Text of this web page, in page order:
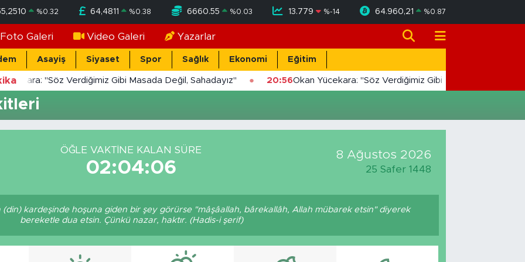
%0.32 64,4811 %0.38 6660.55 %0.03 13.779 %-14 64.960,21 %0.87
Foto Galeri Video Galeri Yazarlar
Asayiş Siyaset Spor Sağlık Ekonomi Eğitim
"Söz Verdiğimiz Gibi Masada Değil, Sahadayız" 20:56Okan Yücekara: "Söz Verdiğimiz Gibi Masada Değil,
ÖĞLE VAKTINE KALAN SÜRE
02:04:06
8 Ağustos 2026
25 Safer 1448
(din) kardeşinde hoşuna giden bir şey görürse "mâşâallah, bârekallâh, Allah mübarek etsin" diyerek
bereketle dua etsin. Çünkü nazar, haktır. (Hadis-i şerif)